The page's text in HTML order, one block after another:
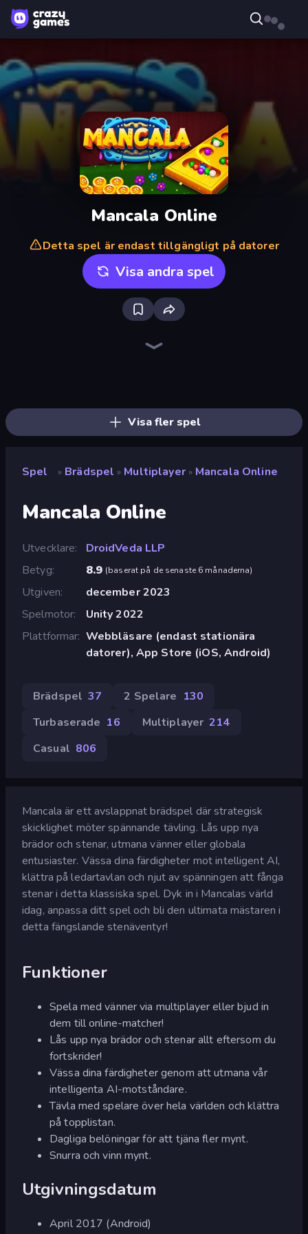
Mancala Online
Detta spel är endast tillgängligt på datorer
Visa andra spel
Visa fler spel
Spel » Brädspel » Multiplayer » Mancala Online
Mancala Online
Utvecklare
DroidVeda LLP
Betyg
8.9 (baserat på de senaste 6 månaderna)
Utgiven
december 2023
Spelmotor
Unity 2022
Plattformar Webbläsare (endast stationära
datorer), App Store (iOS, Android)
Brädspel 37 2 Spelare 130
Turbaserade 16 Multiplayer 214
Casual 806
Mancala är ett avslappnat brädspel där strategisk
skicklighet möter spännande tävling. Lås upp nya
brädor och stenar, utmana vänner eller globala
entusiaster. Vässa dina färdigheter mot intelligent AI,
klättra på ledartavlan och njut av spänningen att fånga
stenar i detta klassiska spel. Dyk in i Mancalas värld
idag, anpassa ditt spel och bli den ultimata mästaren i
detta fängslande stenäventyr!
Funktioner
Spela med vänner via multiplayer eller bjud in
dem till online-matcher!
Lås upp nya brädor och stenar allt eftersom du
fortskrider!
Vässa dina färdigheter genom att utmana vår
intelligenta AI-motståndare.
Tävla med spelare över hela världen och klättra
på topplistan.
Dagliga belöningar för att tjäna fler mynt.
Snurra och vinn mynt.
Utgivningsdatum
April 2017 (Android)